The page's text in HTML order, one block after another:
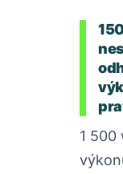
1 500